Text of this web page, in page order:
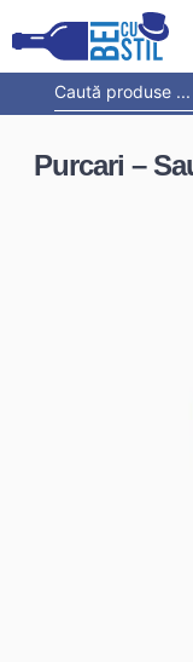
Purcari –